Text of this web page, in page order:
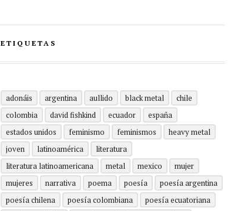
ETIQUETAS
adonáis argentina aullido black metal
chile
colombia
david fishkind ecuador
españa
estados unidos
feminismo feminismos
heavy metal
joven
latinoamérica
literatura
literatura latinoamericana
metal mexico
mujer
mujeres
narrativa poema poesía
poesía argentina
poesía chilena
poesía colombiana
poesía ecuatoriana